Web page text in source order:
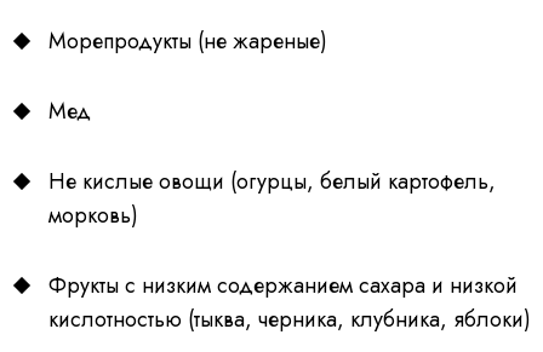
Морепродукты (не жареные)
Мед
Не кислые овощи (огурцы, белый картофель,
морковь)
Фрукты с низким содержанием сахара и низкой
кислотностью (тыква, черника, клубника, яблоки)